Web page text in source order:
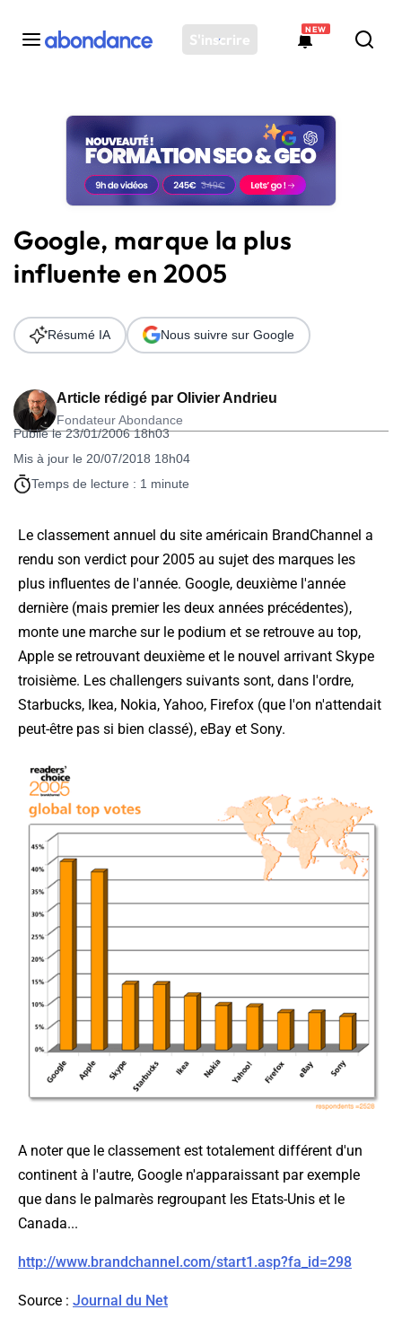
S'inscrire
NEW
Toutes les actus
Actus SEO
Plateforme
Solutions
Ressources
Audit SEO
Google, marque la plus
influente en 2005
Article rédigé par Olivier Andrieu
Fondateur Abondance
Publié le 23/01/2006 18h03
Mis à jour le 20/07/2018 18h04
Temps de lecture : 1 minute
Résumé IA Nous suivre sur Google
Le classement annuel du site américain BrandChannel a
rendu son verdict pour 2005 au sujet des marques les
plus influentes de l'année. Google, deuxième l'année
dernière (mais premier les deux années précédentes),
monte une marche sur le podium et se retrouve au top,
Apple se retrouvant deuxième et le nouvel arrivant Skype
troisième. Les challengers suivants sont, dans l'ordre,
Starbucks, Ikea, Nokia, Yahoo, Firefox (que l'on n'attendait
peut-être pas si bien classé), eBay et Sony.
A noter que le classement est totalement différent d'un
continent à l'autre, Google n'apparaissant par exemple
que dans le palmarès regroupant les Etats-Unis et le
Canada...
http://www.brandchannel.com/start1.asp?fa_id=298
Source : Journal du Net